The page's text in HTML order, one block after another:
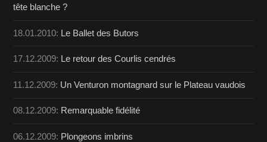
tête blanche ?
18.01.2010: Le Ballet des Butors
17.12.2009: Le retour des Courlis cendrés
11.12.2009: Un Venturon montagnard sur le Plateau vaudois
08.12.2009: Remarquable fidélité
06.12.2009: Plongeons imbrins